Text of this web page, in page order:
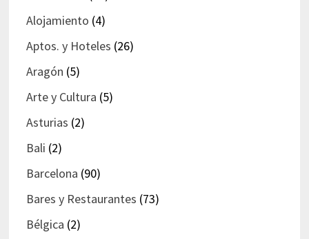
Alojamiento (4)
Aptos. y Hoteles (26)
Aragón (5)
Arte y Cultura (5)
Asturias (2)
Bali (2)
Barcelona (90)
Bares y Restaurantes (73)
Bélgica (2)